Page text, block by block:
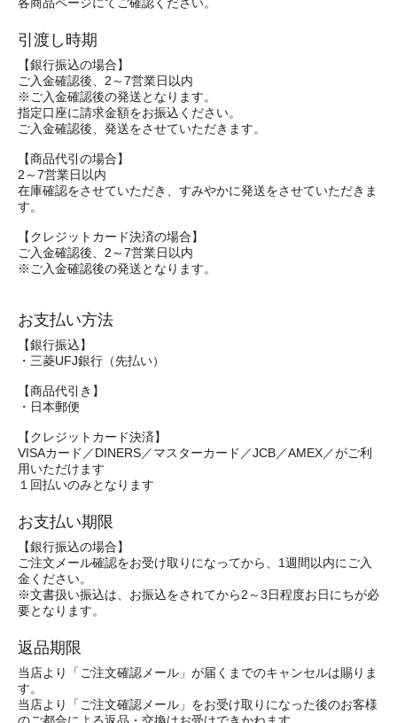
引渡し時期
【銀行振込の場合】
ご入金確認後、2～7営業日以内
※ご入金確認後の発送となります。
指定口座に請求金額をお振込ください。
ご入金確認後、発送をさせていただきます。
【商品代引の場合】
2～7営業日以内
在庫確認をさせていただき、すみやかに発送をさせていただきま
す。
【クレジットカード決済の場合】
ご入金確認後、2～7営業日以内
※ご入金確認後の発送となります。
お支払い方法
【銀行振込】
・三菱UFJ銀行（先払い）
【商品代引き】
・日本郵便
【クレジットカード決済】
VISAカード／DINERS／マスターカード／JCB／AMEX／がご利
用いただけます
１回払いのみとなります
お支払い期限
【銀行振込の場合】
ご注文メール確認をお受け取りになってから、1週間以内にご入
金ください。
※文書扱い振込は、お振込をされてから2～3日程度お日にちが必
要となります。
返品期限
当店より「ご注文確認メール」が届くまでのキャンセルは賜りま
す。
当店より「ご注文確認メール」をお受け取りになった後のお客様
のご都合による返品・交換はお受けできかねます。